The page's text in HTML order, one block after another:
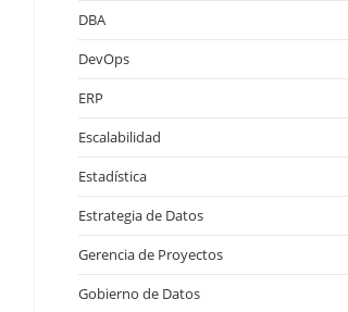
DBA
DevOps
ERP
Escalabilidad
Estadística
Estrategia de Datos
Gerencia de Proyectos
Gobierno de Datos